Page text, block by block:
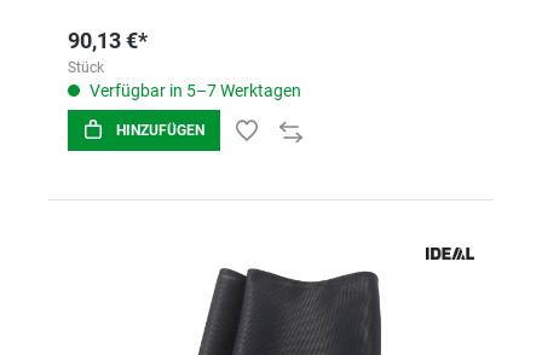
90,13 €*
Stück
Verfügbar in 5–7 Werktagen
HINZUFÜGEN